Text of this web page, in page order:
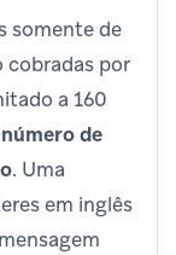
somente de
cobradas por
a 160
de
. Uma
em inglês